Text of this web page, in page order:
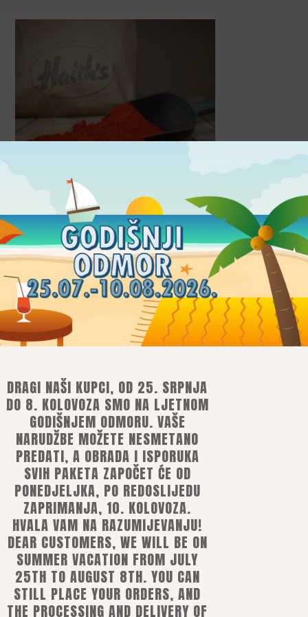
HAITH’S
ROBIN RED® (HB)
7,96
– 279,96
mobilnim ili e-bankarstvom
karticama
manjih dimenzija i težine)
DRAGI NAŠI KUPCI, OD 25. SRPNJA
DO 8. KOLOVOZA SMO NA LJETNOM
GODIŠNJEM ODMORU. VAŠE
NARUDŽBE MOŽETE NESMETANO
PREDATI, A OBRADA I ISPORUKA
SVIH PAKETA ZAPOČET ĆE OD
PONEDJELJKA, PO REDOSLIJEDU
ZAPRIMANJA, 10. KOLOVOZA.
HVALA VAM NA RAZUMIJEVANJU!
DEAR CUSTOMERS, WE WILL BE ON
SUMMER VACATION FROM JULY
25TH TO AUGUST 8TH. YOU CAN
STILL PLACE YOUR ORDERS, AND
THE PROCESSING AND DELIVERY OF